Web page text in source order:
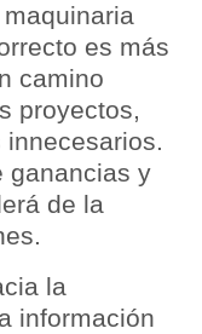
es más
camino
proyectos,
ganancias y
de la
la
información